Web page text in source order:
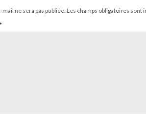
ne sera pas publiée. Les champs obligatoires sont
*